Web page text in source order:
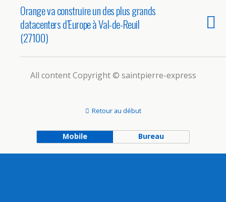
Orange va construire un des plus grands
datacenters d’Europe à Val-de-Reuil
(27100)
All content Copyright © saintpierre-express
Retour au début
Mobile Bureau